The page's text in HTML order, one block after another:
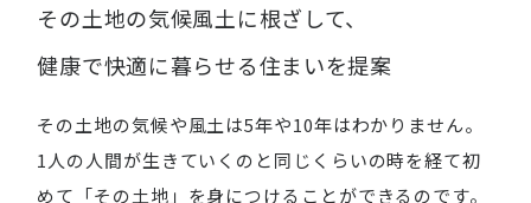
その土地の気候風土に根ざして、
健康で快適に暮らせる住まいを提案
その土地の気候や風土は5年や10年はわかりません。
1人の人間が生きていくのと同じくらいの時を経て初
めて「その土地」を身につけることができるのです。